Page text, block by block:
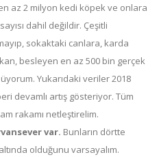
az 2 milyon kedi köpek ve onlara
dahil değildir. Çeşitli
sokaktaki canlara, karda
besleyen en az 500 bin gerçek
Yukarıdaki veriler 2018
devamlı artış gösteriyor. Tüm
rakamı netleştirelim.
var. Bunların dörtte
olduğunu varsayalım.